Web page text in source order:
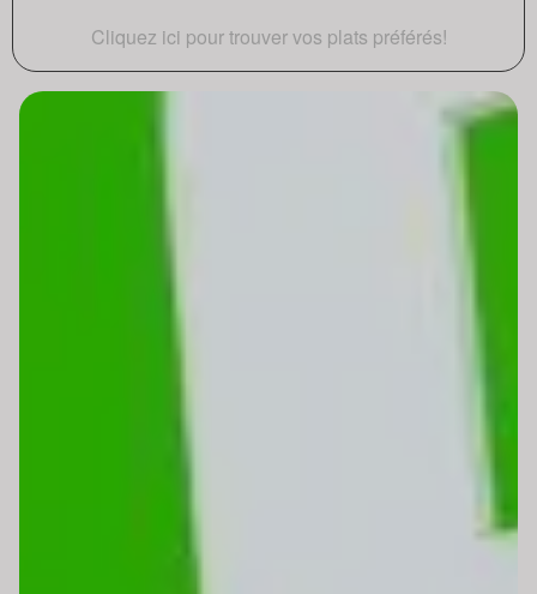
Cliquez ici pour trouver vos plats préférés!